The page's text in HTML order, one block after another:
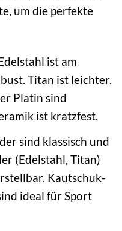
um die perfekte
ist am
Titan ist leichter.
Platin sind
ist kratzfest.
sind klassisch und
(Edelstahl, Titan)
Kautschuk-
ideal für Sport